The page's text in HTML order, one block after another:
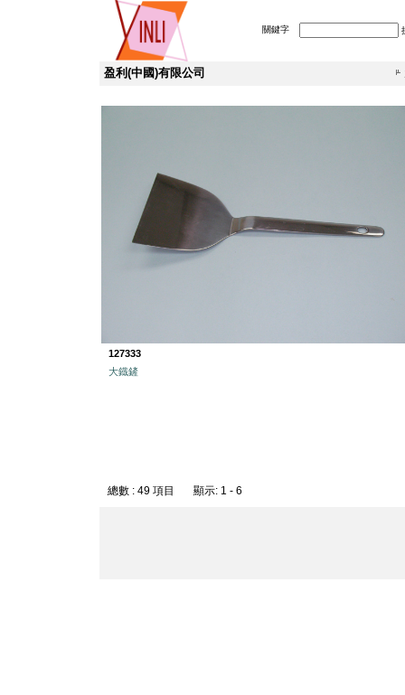
關鍵字
盈利(中國)有限公司
127333
大鐡鏟
總數 : 49 項目 顯示: 1 - 6